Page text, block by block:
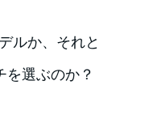
ルか、それと
選ぶのか？